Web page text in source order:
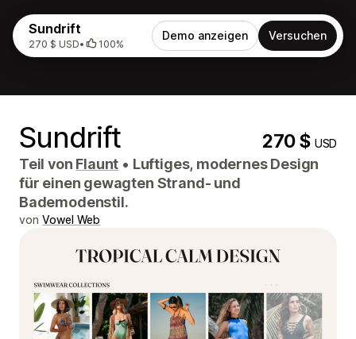
Sundrift
270 $ USD• 100%
Demo anzeigen Versuchen
Sundrift 270 $USD
Teil von Flaunt • Luftiges, modernes Design
für einen gewagten Strand- und
Bademodenstil.
von Vowel Web